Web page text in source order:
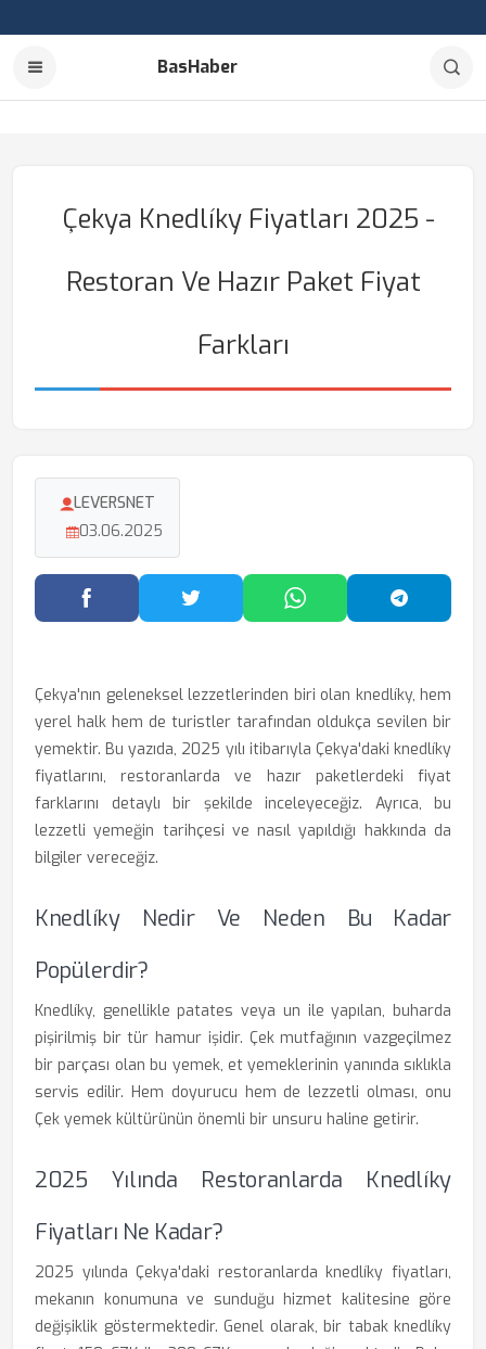
BasHaber
Çekya Knedlíky Fiyatları 2025 -
Restoran Ve Hazır Paket Fiyat
Farkları
LEVERSNET
03.06.2025
Facebook'ta PaylaşTwitter'da PaylaşWhatsApp'ta Paylaş
Çekya'nın geleneksel lezzetlerinden biri olan knedlíky, hem
yerel halk hem de turistler tarafından oldukça sevilen bir
yemektir. Bu yazıda, 2025 yılı itibarıyla Çekya'daki knedlíky
fiyatlarını, restoranlarda ve hazır paketlerdeki fiyat
farklarını detaylı bir şekilde inceleyeceğiz. Ayrıca, bu
lezzetli yemeğin tarihçesi ve nasıl yapıldığı hakkında da
bilgiler vereceğiz.
Knedlíky Nedir Ve Neden Bu Kadar
Popülerdir?
Knedlíky, genellikle patates veya un ile yapılan, buharda
pişirilmiş bir tür hamur işidir. Çek mutfağının vazgeçilmez
bir parçası olan bu yemek, et yemeklerinin yanında sıklıkla
servis edilir. Hem doyurucu hem de lezzetli olması, onu
Çek yemek kültürünün önemli bir unsuru haline getirir.
2025 Yılında Restoranlarda Knedlíky
Fiyatları Ne Kadar?
2025 yılında Çekya'daki restoranlarda knedlíky fiyatları,
mekanın konumuna ve sunduğu hizmet kalitesine göre
değişiklik göstermektedir. Genel olarak, bir tabak knedlíky